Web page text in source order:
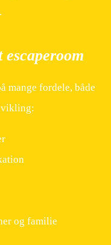
mange fordele, både
og familie